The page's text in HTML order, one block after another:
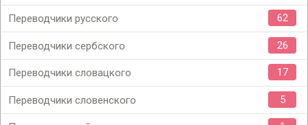
Переводчики русского 62
Переводчики сербского 26
Переводчики словацкого 17
Переводчики словенского 5